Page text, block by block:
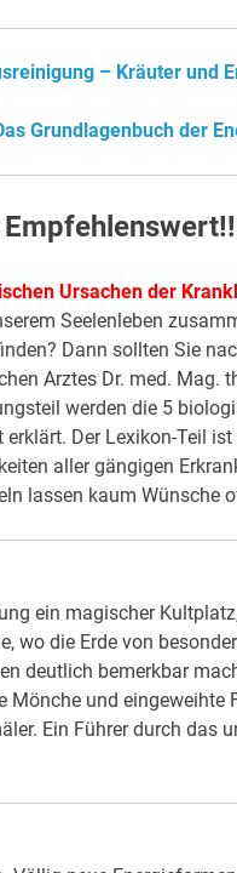
– Kräuter und
Grundlagenbuch der
Ursachen der
Seelenleben
Dann sollten Sie
Arztes Dr. med. Mag.
werden die 5
Der Lexikon-Teil
aller gängigen
lassen kaum Wünsche
ein magischer
wo die Erde von
deutlich bemerkbar
Mönche und
Ein Führer durch das